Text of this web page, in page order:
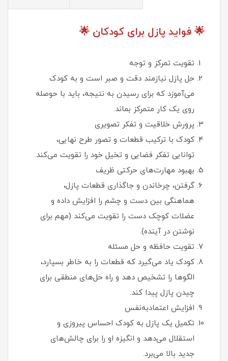
🌟 فواید پازل برای کودکان 🌟
تقویت تمرکز و توجه
حل پازل نیازمند دقت و صبر است و به کودک
می‌آموزد که برای رسیدن به نتیجه، باید با حوصله
روی یک کار متمرکز بماند.
پرورش خلاقیت و تفکر تصویری
کودک با ترکیب قطعات و تصور طرح نهایی،
توانایی تفکر فضایی و تخیل خود را تقویت می‌کند.
بهبود مهارت‌های حرکتی ظریف
گرفتن، چرخاندن و جاگذاری قطعات پازل،
هماهنگی بین دست و چشم را افزایش داده و
عضلات کوچک دست را تقویت می‌کند (مهم برای
نوشتن در آینده).
تقویت حافظه و حل مسئله
کودک یاد می‌گیرد که قطعات را به خاطر بسپارد،
الگوها را تشخیص دهد و راه‌ حل‌های منطقی برای
چیدن پازل پیدا کند.
افزایش اعتمادبه‌نفس
تکمیل یک پازل به کودک احساس پیروزی و
استقلال می‌دهد و انگیزه او را برای چالش‌های
جدید بالا می‌برد.